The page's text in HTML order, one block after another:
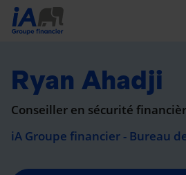
Ryan Ahadji
Conseiller en sécurité
iA Groupe financier - Bureau